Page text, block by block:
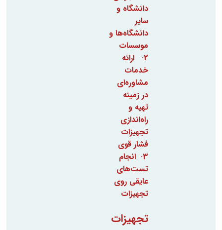
دانشگاه و
سایر
دانشگاه‌ها و
موسسات
2· ارائه
خدمات
مشاوره‌ای
در زمینه
تهیه و
راه‌اندازی
تجهیزات
فشار قوی
3· انجام
تست‌های
عایقی روی
تجهیزات
تجهیزات